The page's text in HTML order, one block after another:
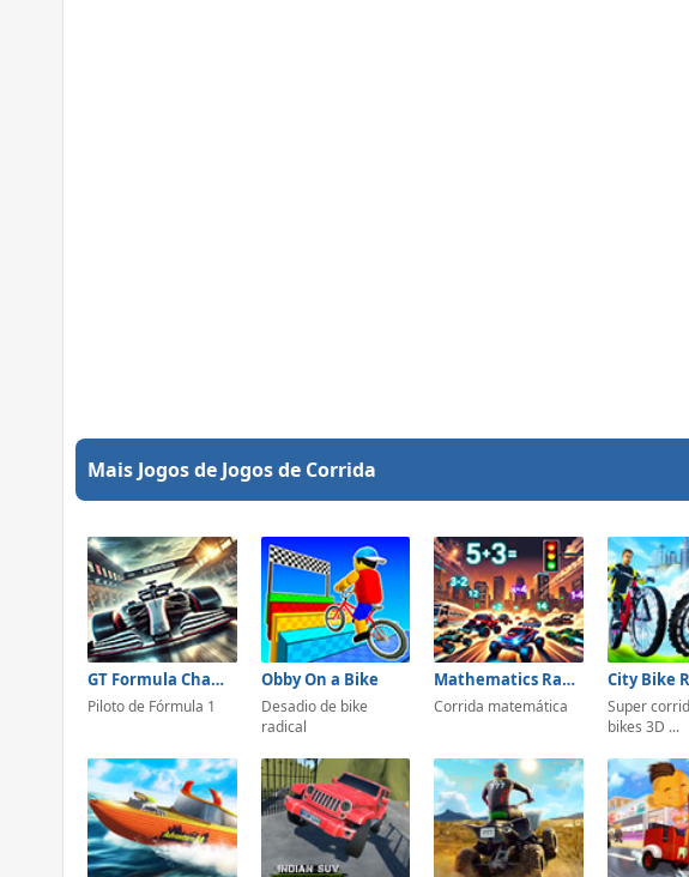
Mais Jogos de Jogos de Corrida
GT Formula Championship
Piloto de Fórmula 1
Obby On a Bike
Desadio de bike
radical
Mathematics Racing
Corrida matemática
City Bike
Super
bikes 3D ...